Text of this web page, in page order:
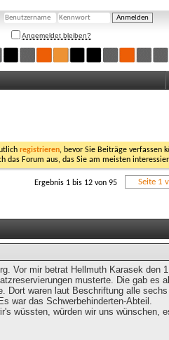
Angemeldet bleiben?
registrieren, bevor Sie Beiträge verfassen
das Forum aus, das Sie am meisten
Seite 1
Ergebnis 1 bis 12 von 95
Vor mir betrat Hellmuth Karasek den
musterte. Die gab es
Dort waren laut Beschriftung alle
war das Schwerbehinderten-Abteil.
wüssten, würden wir uns wünschen,